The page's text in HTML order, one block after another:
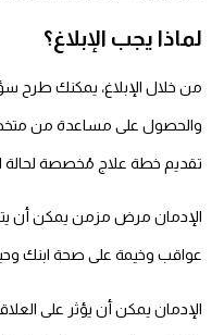
لماذا يجب الإبلاغ؟
من خلال الإبلاغ، يمكنك طرح
والحصول على مساعدة من
تقديم خطة علاج مُخصصة لحالة
الإدمان مرض مزمن يمكن أن
عواقب وخيمة على صحة ابنك
الإدمان يمكن أن يؤثر على